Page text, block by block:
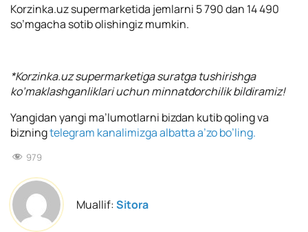
Korzinka.uz supermarketida jemlarni 5 790 dan 14 490
so’mgacha sotib olishingiz mumkin.
*Korzinka.uz supermarketiga suratga tushirishga
ko’maklashganliklari uchun minnatdorchilik bildiramiz!
Yangidan yangi ma’lumotlarni bizdan kutib qoling va
bizningtelegram kanalimizga albatta a’zo bo’ling.
979
Muallif:Sitora